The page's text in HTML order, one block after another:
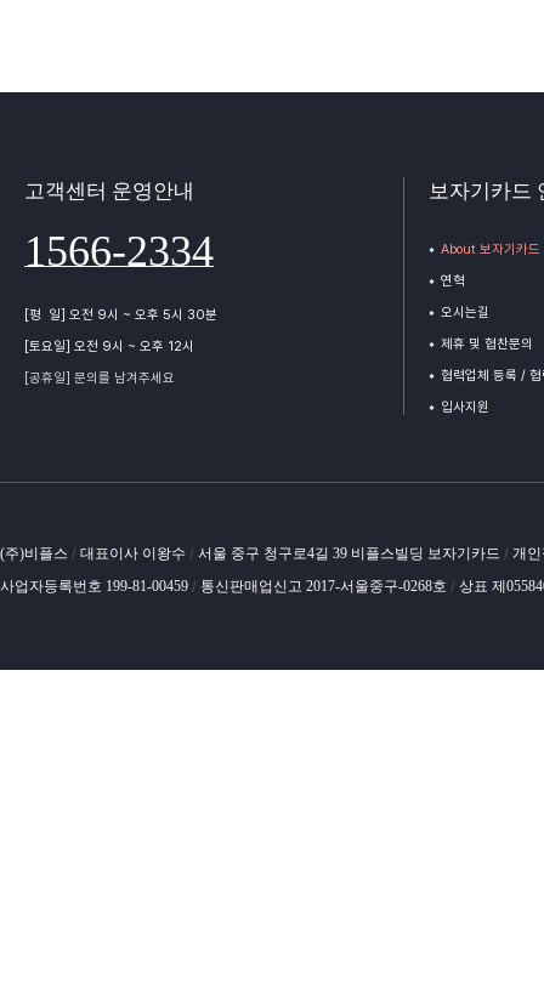
고객센터 운영안내
1566-2334
[평 일] 오전 9시 ~ 오후 5시 30분
[토요일] 오전 9시 ~ 오후 12시
[공휴일] 문의를 남겨주세요
보자기카드
About 보자기카드
연혁
오시는길
제휴 및 협찬문의
협력업체 등록 /
입사지원
(주)비플스 / 대표이사 이왕수 / 서울 중구 청구로4길 39 비플스빌딩 보자기카드 / 개
사업자등록번호 199-81-00459 / 통신판매업신고 2017-서울중구-0268호 / 상표 제